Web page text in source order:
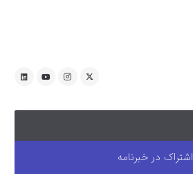
اشتراک در خبرنامه